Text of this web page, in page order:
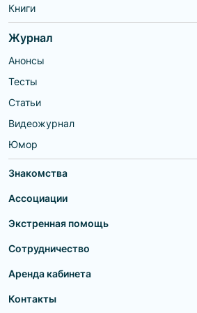
навязанные взрослыми.
Книги
Журнал
Анонсы
Тесты
Статьи
Видеожурнал
Юмор
Знакомства
Ассоциации
Экстренная помощь
Сотрудничество
Аренда кабинета
Контакты